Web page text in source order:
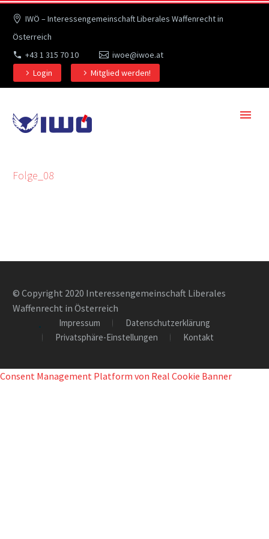
IWÖ – Interessengemeinschaft Liberales Waffenrecht in
Österreich
+43 1 315 70 10
iwoe@iwoe.at
Login
Mitglied werden!
Folge_08
© Copyright 2020 Interessengemeinschaft Liberales
Waffenrecht in Österreich
Impressum
Datenschutzerklärung
Privatsphäre-Einstellungen
Kontakt
Consent Management Platform von Real Cookie Banner